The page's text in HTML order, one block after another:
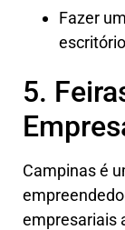
Fazer
5.
Campinas é
empresariais